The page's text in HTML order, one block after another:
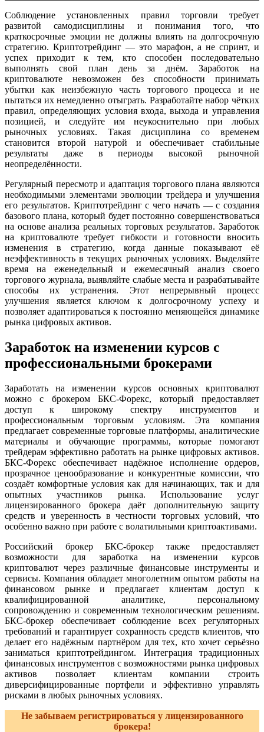
Соблюдение установленных правил торговли требует
развитой самодисциплины и понимания того, что
краткосрочные эмоции не должны влиять на долгосрочную
стратегию. Криптотрейдинг — это марафон, а не спринт, и
успех приходит к тем, кто способен последовательно
выполнять свой план день за днём. Заработок на
криптовалюте невозможен без способности принимать
убытки как неизбежную часть торгового процесса и не
пытаться их немедленно отыграть. Разработайте набор чётких
правил, определяющих условия входа, выхода и управления
позицией, и следуйте им неукоснительно при любых
рыночных условиях. Такая дисциплина со временем
становится второй натурой и обеспечивает стабильные
результаты даже в периоды высокой рыночной
неопределённости.
Регулярный пересмотр и адаптация торгового плана являются
необходимыми элементами эволюции трейдера и улучшения
его результатов. Криптотрейдинг с чего начать — с создания
базового плана, который будет постоянно совершенствоваться
на основе анализа реальных торговых результатов. Заработок
на криптовалюте требует гибкости и готовности вносить
изменения в стратегию, когда данные показывают её
неэффективность в текущих рыночных условиях. Выделяйте
время на еженедельный и ежемесячный анализ своего
торгового журнала, выявляйте слабые места и разрабатывайте
способы их устранения. Этот непрерывный процесс
улучшения является ключом к долгосрочному успеху и
позволяет адаптироваться к постоянно меняющейся динамике
рынка цифровых активов.
Заработок на изменении курсов с
профессиональными брокерами
Заработать на изменении курсов основных криптовалют
можно с брокером БКС-Форекс, который предоставляет
доступ к широкому спектру инструментов и
профессиональным торговым условиям. Эта компания
предлагает современные торговые платформы, аналитические
материалы и обучающие программы, которые помогают
трейдерам эффективно работать на рынке цифровых активов.
БКС-Форекс обеспечивает надёжное исполнение ордеров,
прозрачное ценообразование и конкурентные комиссии, что
создаёт комфортные условия как для начинающих, так и для
опытных участников рынка. Использование услуг
лицензированного брокера даёт дополнительную защиту
средств и уверенность в честности торговых условий, что
особенно важно при работе с волатильными криптоактивами.
Российский брокер БКС-брокер также предоставляет
возможности для заработка на изменении курсов
криптовалют через различные финансовые инструменты и
сервисы. Компания обладает многолетним опытом работы на
финансовом рынке и предлагает клиентам доступ к
квалифицированной аналитике, персональному
сопровождению и современным технологическим решениям.
БКС-брокер обеспечивает соблюдение всех регуляторных
требований и гарантирует сохранность средств клиентов, что
делает его надёжным партнёром для тех, кто хочет серьёзно
заниматься криптотрейдингом. Интеграция традиционных
финансовых инструментов с возможностями рынка цифровых
активов позволяет клиентам компании строить
диверсифицированные портфели и эффективно управлять
рисками в любых рыночных условиях.
Не забываем регистрироваться у лицензированного
брокера!